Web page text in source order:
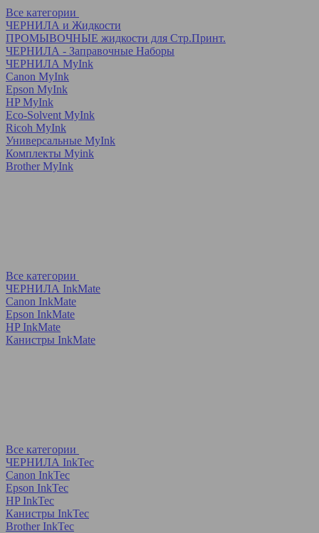
Все категории
ЧЕРНИЛА и Жидкости
ПРОМЫВОЧНЫЕ жидкости для Стр.Принт.
ЧЕРНИЛА - Заправочные Наборы
ЧЕРНИЛА MyInk
Canon MyInk
Epson MyInk
HP MyInk
Eco-Solvent MyInk
Ricoh MyInk
Универсальные MyInk
Комплекты Myink
Brother MyInk
Все категории
ЧЕРНИЛА InkMate
Canon InkMate
Epson InkMate
HP InkMate
Канистры InkMate
Все категории
ЧЕРНИЛА InkTec
Canon InkTec
Epson InkTec
HP InkTec
Канистры InkTec
Brother InkTec